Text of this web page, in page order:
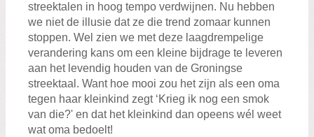
streektalen in hoog tempo verdwijnen. Nu hebben
we niet de illusie dat ze die trend zomaar kunnen
stoppen. Wel zien we met deze laagdrempelige
verandering kans om een kleine bijdrage te leveren
aan het levendig houden van de Groningse
streektaal. Want hoe mooi zou het zijn als een oma
tegen haar kleinkind zegt ‘Krieg ik nog een smok
van die?' en dat het kleinkind dan opeens wél weet
wat oma bedoelt!